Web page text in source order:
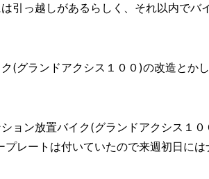
引っ越しがあるらしく、それ以内で
(グランドアクシス１００)の改造とか
ョン放置バイク(グランドアクシス１
プレートは付いていたので来週初日に